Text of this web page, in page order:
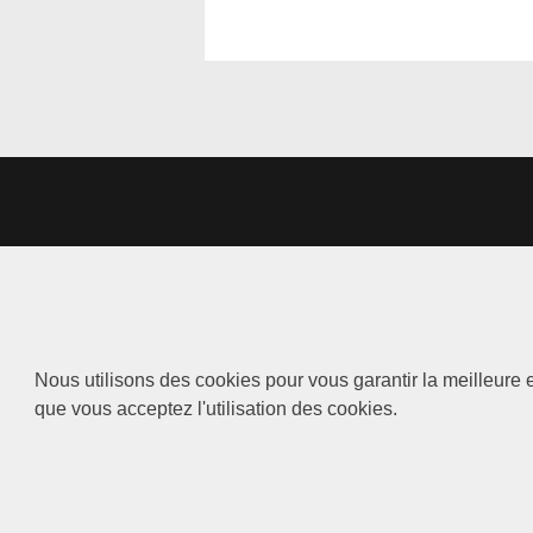
Nous utilisons des cookies pour vous garantir la
que vous acceptez l'utilisation des cookies.